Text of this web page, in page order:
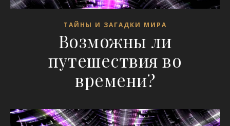
ТАЙНЫ И ЗАГАДКИ МИРА
Возможны ли
путешествия во
времени?